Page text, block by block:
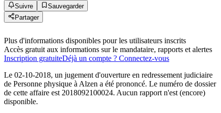
Suivre
Sauvegarder
Partager
Plus d'informations disponibles pour les utilisateurs inscrits
Accès gratuit aux informations sur le mandataire, rapports et alertes
Inscription gratuiteDéjà un compte ? Connectez-vous
Le 02-10-2018, un jugement d'ouverture en redressement judiciaire
de Personne physique à Alzen a été prononcé. Le numéro de dossier
de cette affaire est 2018092100024. Aucun rapport n'est (encore)
disponible.